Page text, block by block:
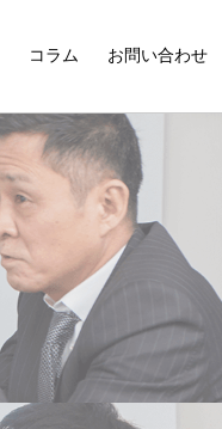
コラム お問い合わせ